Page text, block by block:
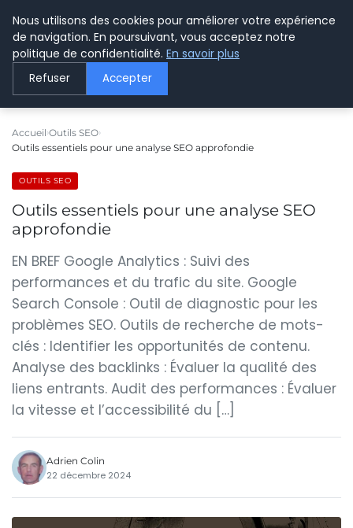
LE WEBMARKETING
Accueil Outils SEO
Outils essentiels pour une analyse SEO approfondie
OUTILS SEO
Outils essentiels pour une analyse SEO
approfondie
EN BREF Google Analytics : Suivi des
performances et du trafic du site. Google
Search Console : Outil de diagnostic pour les
problèmes SEO. Outils de recherche de mots-
clés : Identifier les opportunités de contenu.
Analyse des backlinks : Évaluer la qualité des
liens entrants. Audit des performances : Évaluer
la vitesse et l’accessibilité du […]
Adrien Colin
22 décembre 2024
Nous utilisons des cookies pour améliorer votre expérience
de navigation. En poursuivant, vous acceptez notre
politique de confidentialité. En savoir plus
Refuser Accepter